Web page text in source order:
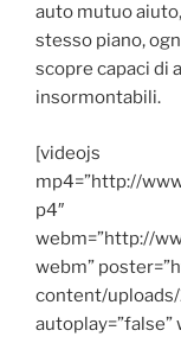
auto mutuo
stesso piano,
scopre capaci di
insormontabili.
[videojs
mp4=”http://
p4″
webm=”http://
webm”
content/uploads/
autoplay=”false”